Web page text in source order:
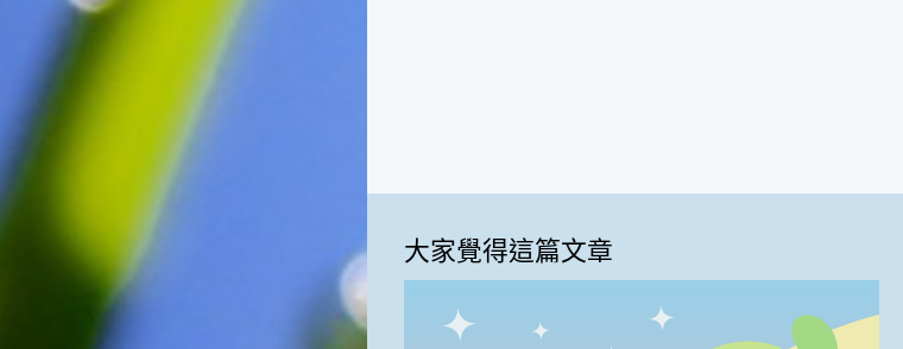
俗諺是這麼說的：「食福圓生
子生孫中狀元」，可見龍眼在
民間流傳的說法中是種有「福
氣」的水果喔！◎節氣生活在
這個節氣裡，最重要的節日就
是八月八日的父親節了。或許
因為父親節不一定逢到星期日
沒有母親節來得熱絡。不過，
父親為家庭付出的辛苦與努力
可不亞於母親喔！小朋友應該
趁著一年一度的父親節，對爸
相信平日辛勞的爸爸知道你的
大家覺得這篇文章